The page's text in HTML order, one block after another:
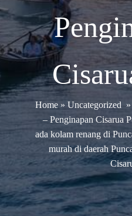
Home » Uncategorized »
– Penginapan Cisarua
ada kolam renang di
murah di daerah